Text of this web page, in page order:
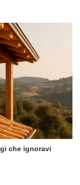
che ignoravi